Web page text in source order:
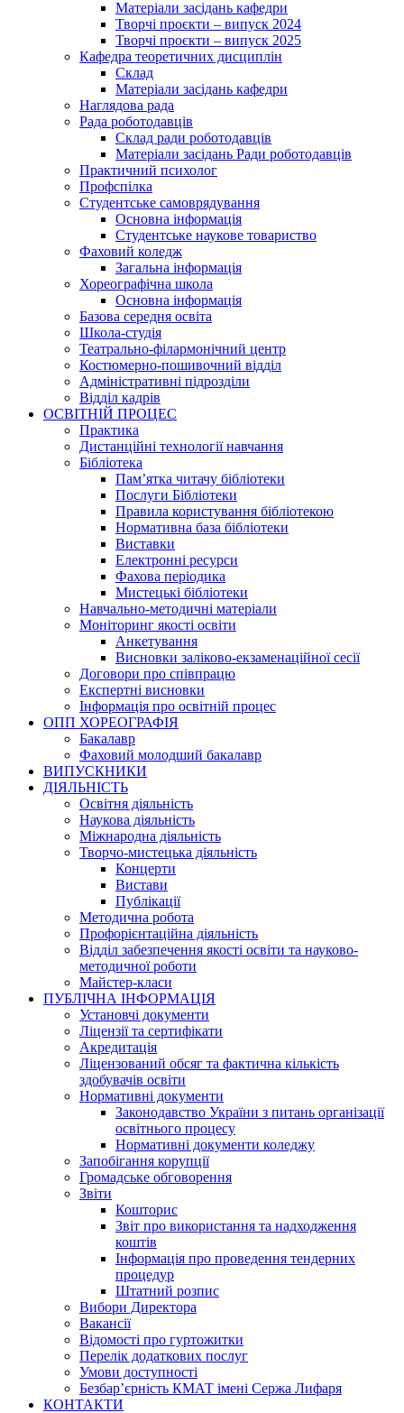
Матеріали засідань кафедри
Творчі проєкти – випуск 2024
Творчі проєкти – випуск 2025
Кафедра теоретичних дисциплін
Склад
Матеріали засідань кафедри
Наглядова рада
Рада роботодавців
Склад ради роботодавців
Матеріали засідань Ради роботодавців
Практичний психолог
Профспілка
Студентське самоврядування
Основна інформація
Студентське наукове товариство
Фаховий коледж
Загальна інформація
Хореографічна школа
Основна інформація
Базова середня освіта
Школа-студія
Театрально-філармонічний центр
Костюмерно-пошивочний відділ
Адміністративні підрозділи
Відділ кадрів
ОСВІТНІЙ ПРОЦЕС
Практика
Дистанційні технології навчання
Бібліотека
Пам’ятка читачу бібліотеки
Послуги Бібліотеки
Правила користування бібліотекою
Нормативна база бібліотеки
Виставки
Електронні ресурси
Фахова періодика
Мистецькі бібліотеки
Навчально-методичні матеріали
Моніторинг якості освіти
Анкетування
Висновки заліково-екзаменаційної сесії
Договори про співпрацю
Експертні висновки
Інформація про освітній процес
ОПП ХОРЕОГРАФІЯ
Бакалавр
Фаховий молодший бакалавр
ВИПУСКНИКИ
ДІЯЛЬНІСТЬ
Освітня діяльність
Наукова діяльність
Міжнародна діяльність
Творчо-мистецька діяльність
Концерти
Вистави
Публікації
Методична робота
Профорієнтаційна діяльність
Відділ забезпечення якості освіти та науково-
методичної роботи
Майстер-класи
ПУБЛІЧНА ІНФОРМАЦІЯ
Установчі документи
Ліцензії та сертифікати
Акредитація
Ліцензований обсяг та фактична кількість
здобувачів освіти
Нормативні документи
Законодавство України з питань організації
освітнього процесу
Нормативні документи коледжу
Запобігання корупції
Громадське обговорення
Звіти
Кошторис
Звіт про використання та надходження
коштів
Інформація про проведення тендерних
процедур
Штатний розпис
Вибори Директора
Вакансії
Відомості про гуртожитки
Перелік додаткових послуг
Умови доступності
Безбар’єрність КМАТ імені Сержа Лифаря
КОНТАКТИ